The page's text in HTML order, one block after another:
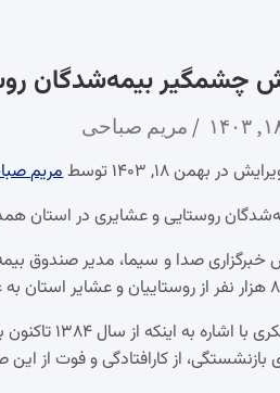
چشمگیر بیمه‌شدگان
مریم صباحی
در بهمن ۱۸, ۱۴۰۳ توسط
مریم
روستایی و عشایری در استان همدان به ۱۷۰ هزار نفر افزایش
خبرگزاری صدا و سیما، مدیر صندوق
از کارافتادگی و فوت از